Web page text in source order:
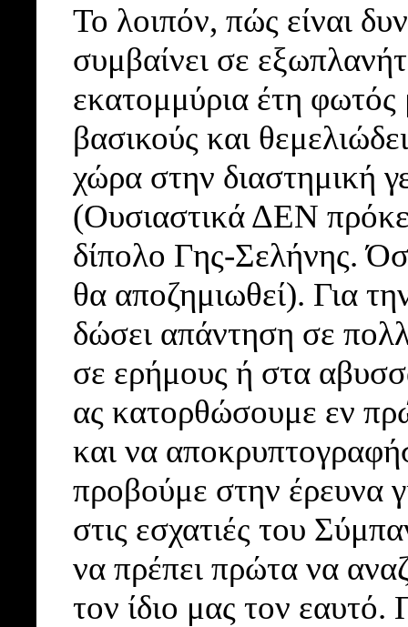
Το λοιπόν, πώς είναι
συμβαίνει σε
εκατομμύρια έτη
βασικούς και
χώρα στην διαστημική
(Ουσιαστικά ΔΕΝ
δίπολο Γης-Σελήνης.
θα αποζημιωθεί). Για
δώσει απάντηση σε
σε ερήμους ή στα
ας κατορθώσουμε εν
και να
προβούμε στην έρευνα
στις εσχατιές του
να πρέπει πρώτα να
τον ίδιο μας τον